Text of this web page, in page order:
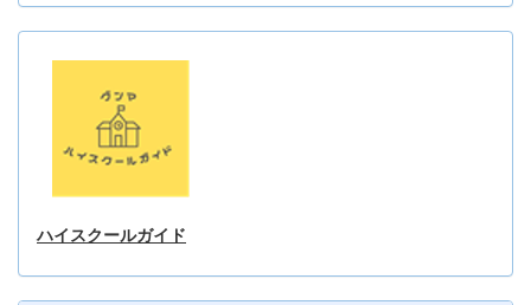
ハイスクールガイド